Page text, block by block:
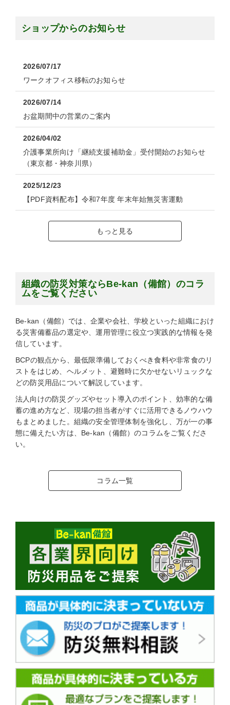
ショップからのお知らせ
2026/07/17
ワークオフィス移転のお知らせ
2026/07/14
お盆期間中の営業のご案内
2026/04/02
介護事業所向け「継続支援補助金」受付開始のお知らせ
（東京都・神奈川県）
2025/12/23
【PDF資料配布】令和7年度 年末年始無災害運動
もっと見る
組織の防災対策ならBe-kan（備館）のコラ
ムをご覧ください
Be-kan（備館）では、企業や会社、学校といった組織におけ
る災害備蓄品の選定や、運用管理に役立つ実践的な情報を発
信しています。
BCPの観点から、最低限準備しておくべき食料や非常食のリ
ストをはじめ、ヘルメット、避難時に欠かせないリュックな
どの防災用品について解説しています。
法人向けの防災グッズやセット導入のポイント、効率的な備
蓄の進め方など、現場の担当者がすぐに活用できるノウハウ
もまとめました。組織の安全管理体制を強化し、万が一の事
態に備えたい方は、Be-kan（備館）のコラムをご覧くださ
い。
コラム一覧